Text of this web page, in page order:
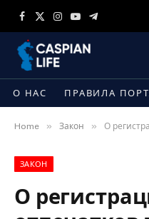
Facebook
X
Instagram
YouTubeTelegram
О НАС ПРАВИЛА
Home » Закон » О регистрации
ЗАКОН
О